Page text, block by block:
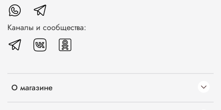
О магазине
Каналы и сообщества: